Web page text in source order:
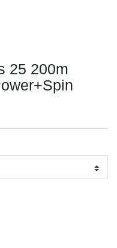
25 200m